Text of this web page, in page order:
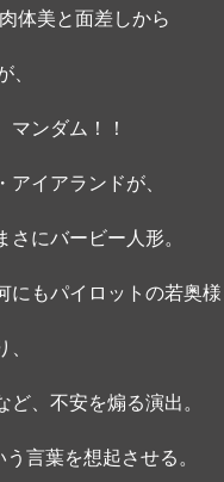
体美と面差しから
ンダム！！
イアランドが、
にバービー人形。
にもパイロットの若奥
、不安を煽る演出。
言葉を想起させる。